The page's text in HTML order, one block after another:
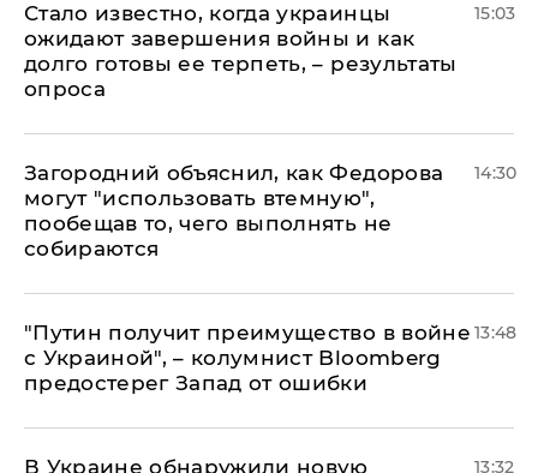
Стало известно, когда украинцы
ожидают завершения войны и как
долго готовы ее терпеть, – результаты
опроса
15:03
Загородний объяснил, как Федорова
могут "использовать втемную",
пообещав то, чего выполнять не
собираются
14:30
"Путин получит преимущество в войне
с Украиной", – колумнист Bloomberg
предостерег Запад от ошибки
13:48
В Украине обнаружили новую
13:32